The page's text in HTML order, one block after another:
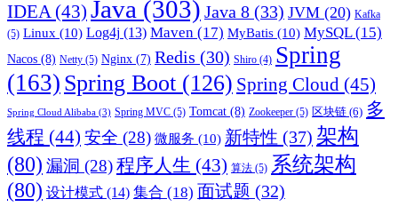
IDEA(43) Java (303) Java 8 (33) JVM (20) Kafka
(5) Linux (10) Log4j (13) Maven (17) MyBatis (10) MySQL(15)
Nacos (8) Netty (5) Nginx (7) Redis (30) Shiro (4) Spring
(163) Spring Boot (126) Spring Cloud (45)
Spring Cloud Alibaba (3) Spring MVC (5) Tomcat (8) Zookeeper (5) 区块链 (6) 多
线程 (44) 安全 (28) 微服务 (10) 新特性 (37) 架构
(80) 漏洞 (28)程序人生 (43) 算法 (5) 系统架构
(80) 设计模式 (14) 集合 (18) 面试题 (32)